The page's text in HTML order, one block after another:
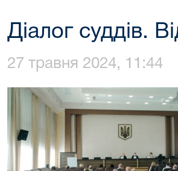
Діалог суддів.
27 травня 2024, 11:44